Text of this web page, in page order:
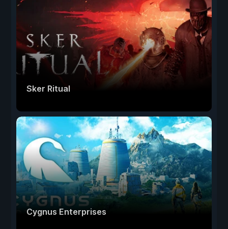
Sker Ritual
Cygnus Enterprises